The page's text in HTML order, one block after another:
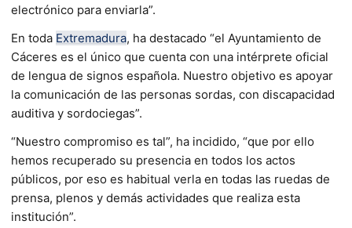
electrónico para enviarla”.
En toda Extremadura, ha destacado “el Ayuntamiento de
Cáceres es el único que cuenta con una intérprete oficial
de lengua de signos española. Nuestro objetivo es apoyar
la comunicación de las personas sordas, con discapacidad
auditiva y sordociegas”.
“Nuestro compromiso es tal”, ha incidido, “que por ello
hemos recuperado su presencia en todos los actos
públicos, por eso es habitual verla en todas las ruedas de
prensa, plenos y demás actividades que realiza esta
institución”.